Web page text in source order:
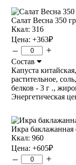
Салат Весна 350
Ккал: 316
Цена: +363₽
– +
Состав
Капуста
растительное,
белков - 3 г .,
Энергетическая
Икра баклажанная
Ккал: 960
Цена: +605₽
– +